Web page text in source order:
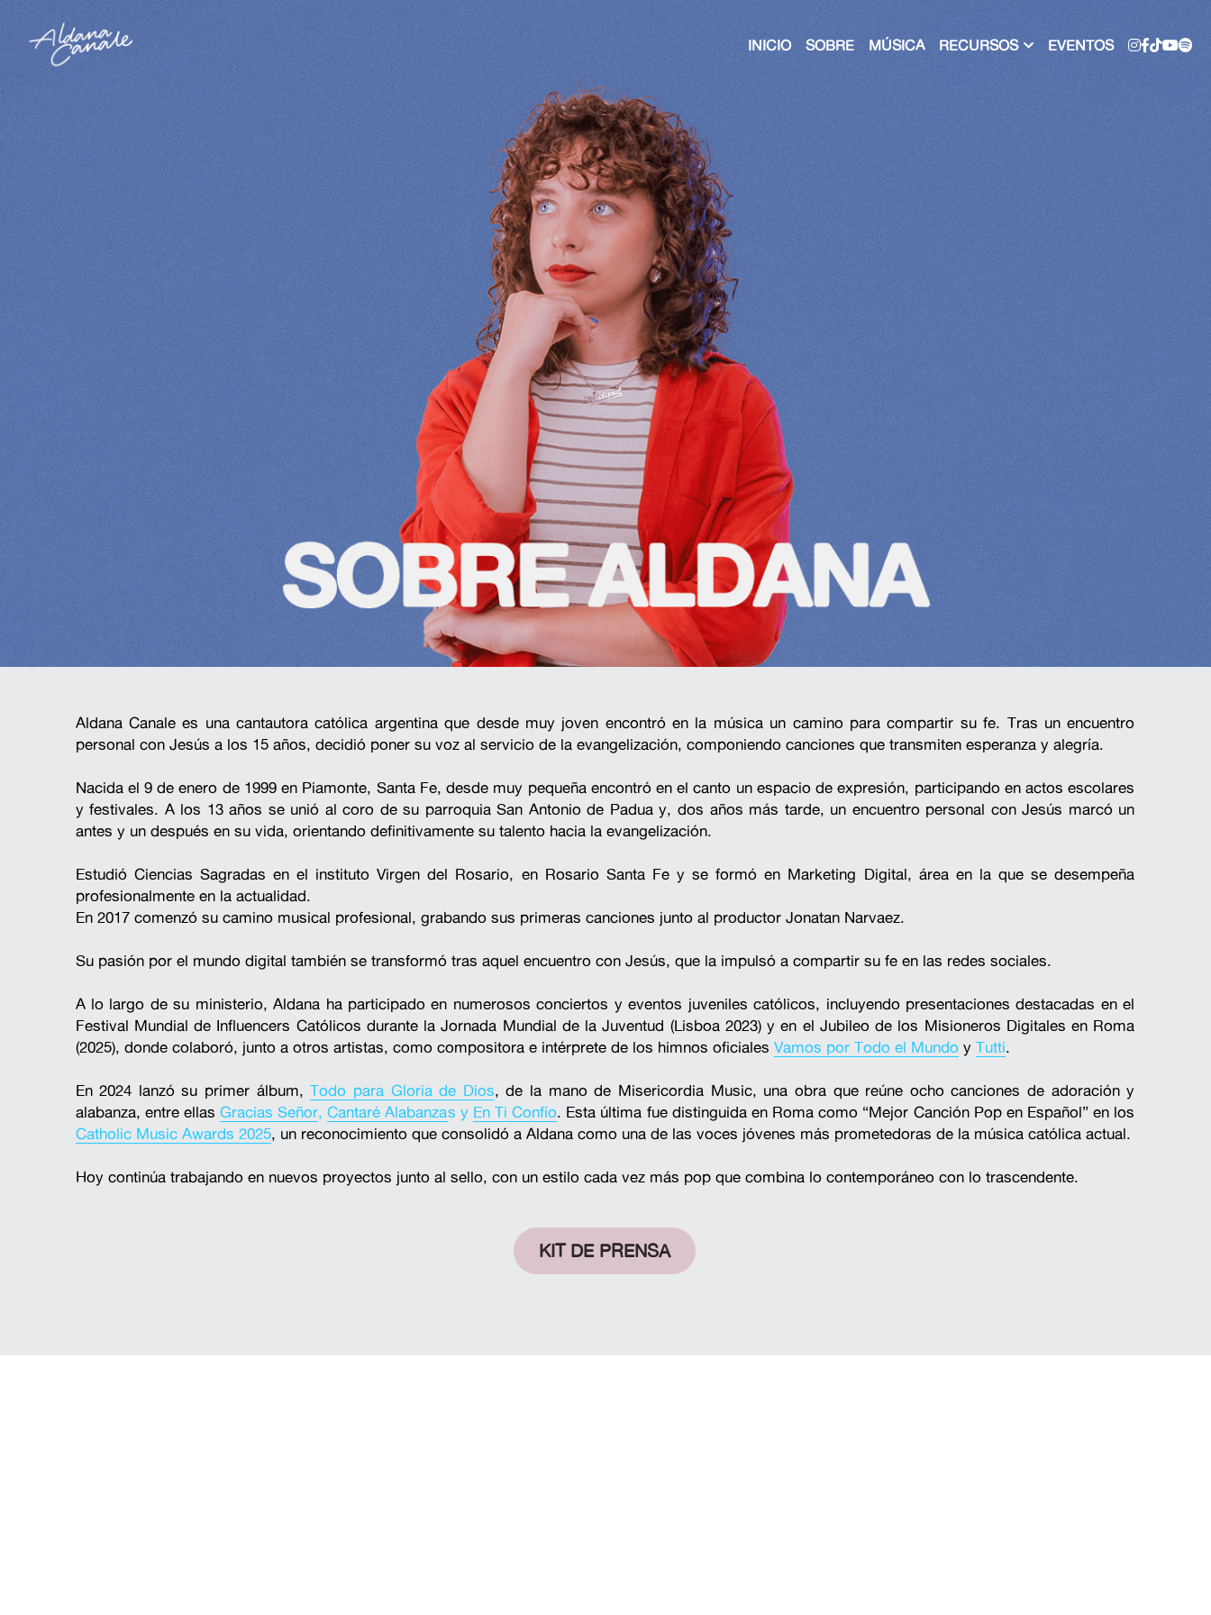
INICIO SOBRE MÚSICA RECURSOS EVENTOS
Aldana Canale es una cantautora católica argentina que desde muy joven encontró en la música un camino para compartir su fe. Tras un encuentro
personal con Jesús a los 15 años, decidió poner su voz al servicio de la evangelización, componiendo canciones que transmiten esperanza y alegría.
Nacida el 9 de enero de 1999 en Piamonte, Santa Fe, desde muy pequeña encontró en el canto un espacio de expresión, participando en actos escolares
y festivales. A los 13 años se unió al coro de su parroquia San Antonio de Padua y, dos años más tarde, un encuentro personal con Jesús marcó un
antes y un después en su vida, orientando definitivamente su talento hacia la evangelización.
Estudió Ciencias Sagradas en el instituto Virgen del Rosario, en Rosario Santa Fe y se formó en Marketing Digital, área en la que se desempeña
profesionalmente en la actualidad.
En 2017 comenzó su camino musical profesional, grabando sus primeras canciones junto al productor Jonatan Narvaez.
Su pasión por el mundo digital también se transformó tras aquel encuentro con Jesús, que la impulsó a compartir su fe en las redes sociales.
A lo largo de su ministerio, Aldana ha participado en numerosos conciertos y eventos juveniles católicos, incluyendo presentaciones destacadas en el
Festival Mundial de Influencers Católicos durante la Jornada Mundial de la Juventud (Lisboa 2023) y en el Jubileo de los Misioneros Digitales en Roma
(2025), donde colaboró, junto a otros artistas, como compositora e intérprete de los himnos oficiales Vamos por Todo el Mundo y Tutti.
En 2024 lanzó su primer álbum, Todo para Gloria de Dios, de la mano de Misericordia Music, una obra que reúne ocho canciones de adoración y
alabanza, entre ellas Gracias Señor, Cantaré Alabanzas y En Ti Confío
Catholic Music Awards 2025, un reconocimiento que consolidó a Aldana como una de las voces jóvenes más prometedoras de la música católica actual.
Hoy continúa trabajando en nuevos proyectos junto al sello, con un estilo cada vez más pop que combina lo contemporáneo con lo trascendente.
KIT DE PRENSA